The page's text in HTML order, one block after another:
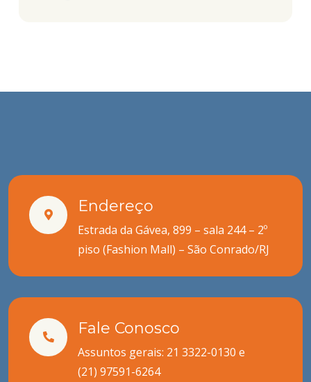
Endereço
Estrada da Gávea, 899 – sala 244 – 2º
piso (Fashion Mall) – São Conrado/RJ
Fale Conosco
Assuntos gerais: 21 3322-0130 e
(21) 97591-6264